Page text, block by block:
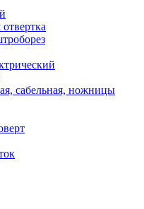
сабельная, ножницы